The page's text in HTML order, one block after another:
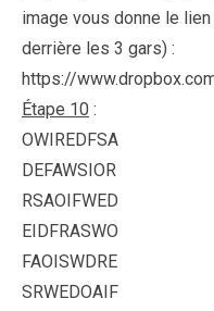
image vous donne le
derrière les 3 gars) :
https://
Étape 10 :
OWIREDFSA
DEFAWSIOR
RSAOIFWED
EIDFRASWO
FAOISWDRE
SRWEDOAIF